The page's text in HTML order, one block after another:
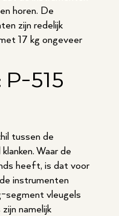
horen. De
zijn redelijk
17 kg ongeveer
P-515
tussen de
Waar de
heeft, is dat voor
instrumenten
segment vleugels
namelijk